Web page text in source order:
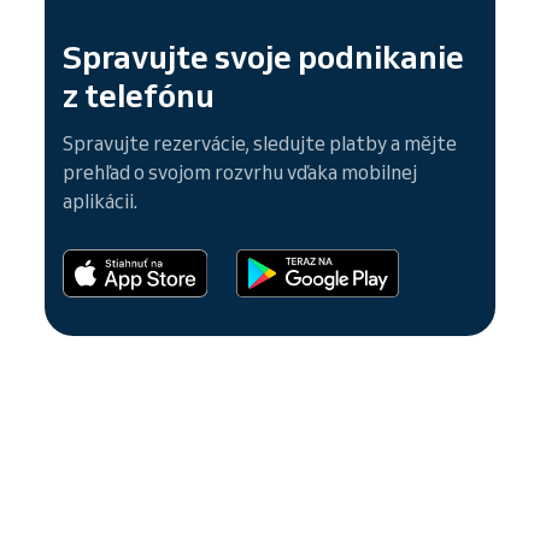
Spravujte svoje podnikanie
z telefónu
Spravujte rezervácie, sledujte platby a mějte
prehľad o svojom rozvrhu vďaka mobilnej
aplikácii.